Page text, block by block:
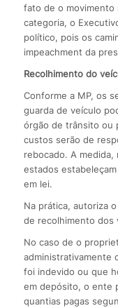
fato de o movimento
categoria, o
político, pois os
impeachment da
Recolhimento do
Conforme a MP, os
guarda de veículo
órgão de trânsito ou
custos serão de
rebocado. A
estados
em lei.
Na prática, autoriza
de recolhimento dos
No caso de o
administrativamente
foi indevido ou que
em depósito, o ente
quantias pagas